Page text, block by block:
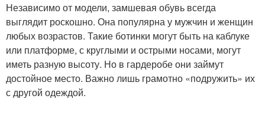
Независимо от модели, замшевая обувь всегда
выглядит роскошно. Она популярна у мужчин и женщин
любых возрастов. Такие ботинки могут быть на каблуке
или платформе, с круглыми и острыми носами, могут
иметь разную высоту. Но в гардеробе они займут
достойное место. Важно лишь грамотно «подружить» их
с другой одеждой.